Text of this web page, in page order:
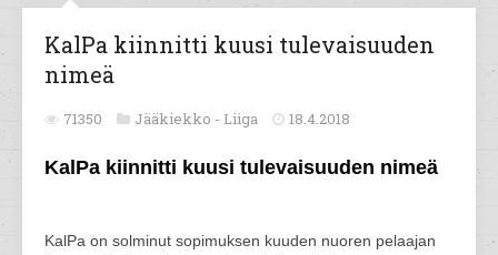
KalPa kiinnitti kuusi tulevaisuuden
nimeä
71350 Jääkiekko - Liiga 18.4.2018
KalPa kiinnitti kuusi tulevaisuuden nimeä
KalPa on solminut sopimuksen kuuden nuoren pelaajan